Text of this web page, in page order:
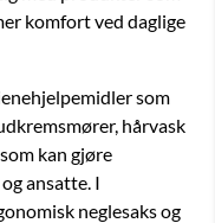
komfort ved daglige
som
hårvask
kan gjøre
ansatte. I
neglesaks og